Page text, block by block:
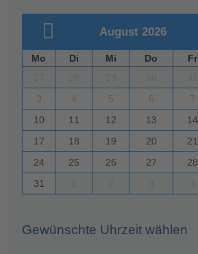
August 2026
Mo Di Mi Do Fr
10
11 12 13 14
17
18 19 20 21
24
25 26 27 28
31
Gewünschte Uhrzeit wählen